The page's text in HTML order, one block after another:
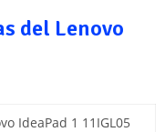
del Lenovo
IdeaPad 1 11IGL05